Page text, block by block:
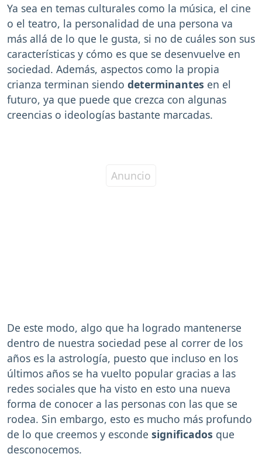
Ya sea en temas culturales como la música, el cine
o el teatro, la personalidad de una persona va
más allá de lo que le gusta, si no de cuáles son sus
características y cómo es que se desenvuelve en
sociedad. Además, aspectos como la propia
crianza terminan siendo determinantes en el
futuro, ya que puede que crezca con algunas
creencias o ideologías bastante marcadas.
De este modo, algo que ha logrado mantenerse
dentro de nuestra sociedad pese al correr de los
años es la astrología, puesto que incluso en los
últimos años se ha vuelto popular gracias a las
redes sociales que ha visto en esto una nueva
forma de conocer a las personas con las que se
rodea. Sin embargo, esto es mucho más profundo
de lo que creemos y esconde significados que
desconocemos.